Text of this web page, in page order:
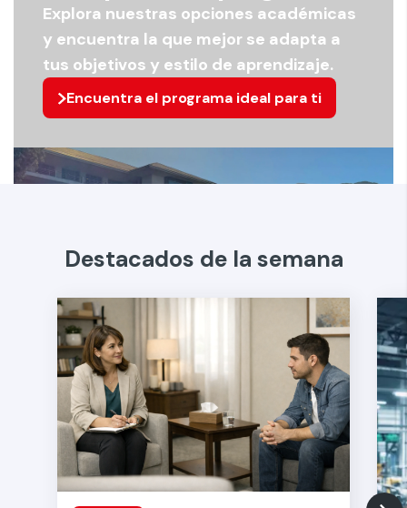
Explora nuestras opciones académicas
y encuentra la que mejor se adapta a
tus objetivos y estilo de aprendizaje.
Encuentra el programa ideal para ti
Destacados de la semana